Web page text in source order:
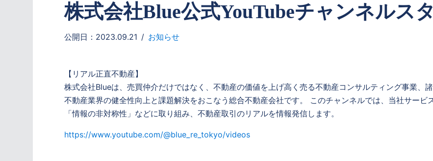
株式会社Blue公式YouTubeチャンネルス
公開日：2023.09.21 お知らせ
【リアル正直不動産】
株式会社Blueは、売買仲介だけではなく、不動産の価値を上げ高く売る不動産コンサルティング事業、
不動産業界の健全性向上と課題解決をおこなう総合不動産会社です。 このチャンネルでは、当社サービ
「情報の非対称性」などに取り組み、不動産取引のリアルを情報発信します。
https://www.youtube.com/@blue_re_tokyo/videos